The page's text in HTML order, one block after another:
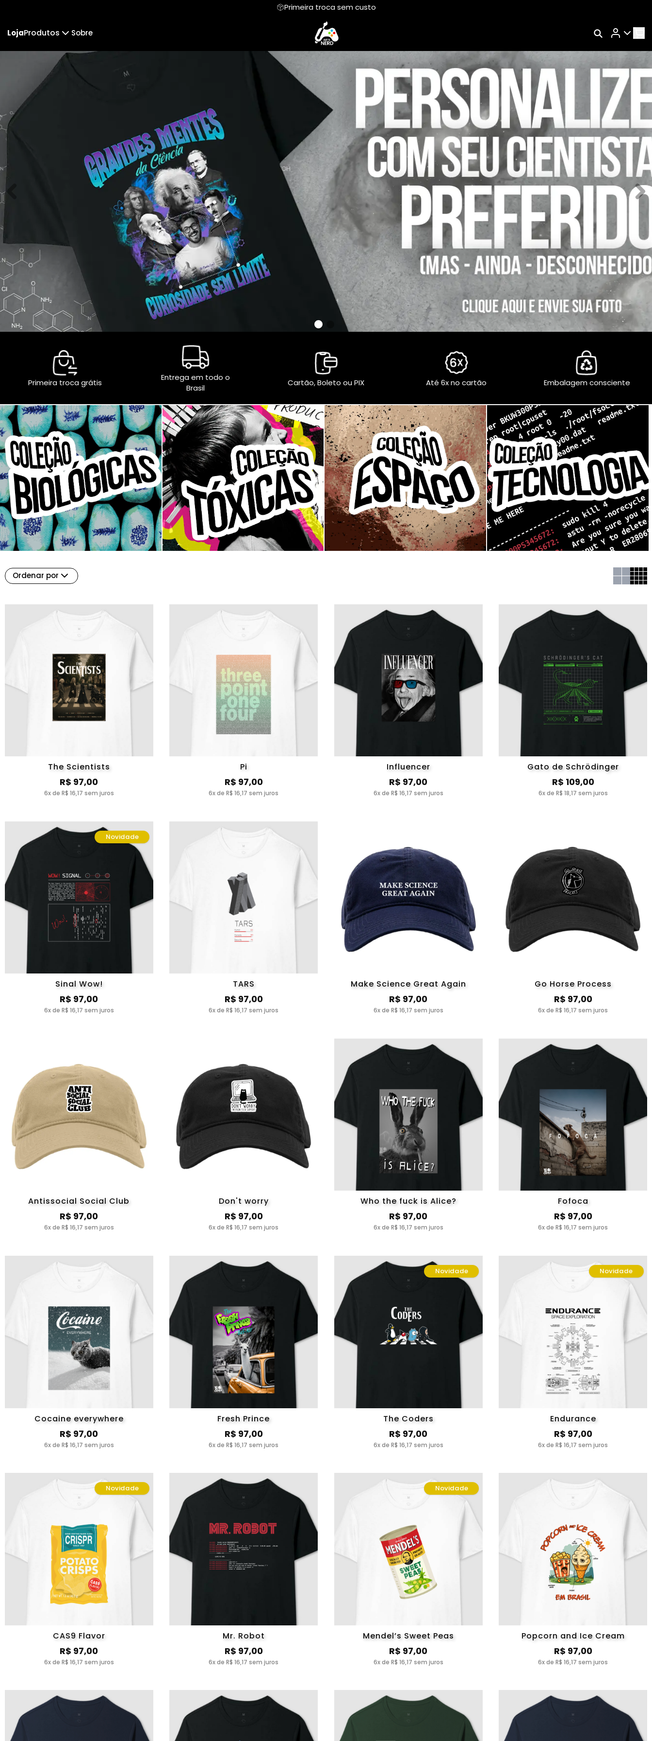
Primeira troca sem custo
LojaProdutos
Camiseta
Camiseta Oversized
Sobre
Trocar Meu Pedido
Avaliar Meu Pedido
Entrar | Cadastrar
Primeira troca grátis
Entrega em todo o
Brasil
Cartão, Boleto ou PIX Até 6x no cartão Embalagem consciente
Ordenar por
The Scientists
R$ 97,00
6x de R$ 16,17 sem juros
Pi
R$ 97,00
6x de R$ 16,17 sem juros
Influencer
R$ 97,00
6x de R$ 16,17 sem juros
Gato de Schrödinger
R$ 109,00
6x de R$ 18,17 sem juros
Novidade
Sinal Wow!
R$ 97,00
6x de R$ 16,17 sem juros
TARS
R$ 97,00
6x de R$ 16,17 sem juros
Make Science Great Again
R$ 97,00
6x de R$ 16,17 sem juros
Go Horse Process
R$ 97,00
6x de R$ 16,17 sem juros
Antissocial Social Club
R$ 97,00
6x de R$ 16,17 sem juros
Don't worry
R$ 97,00
6x de R$ 16,17 sem juros
Who the fuck is Alice?
R$ 97,00
6x de R$ 16,17 sem juros
Fofoca
R$ 97,00
6x de R$ 16,17 sem juros
Cocaine everywhere
R$ 97,00
6x de R$ 16,17 sem juros
Fresh Prince
R$ 97,00
6x de R$ 16,17 sem juros
Novidade
The Coders
R$ 97,00
6x de R$ 16,17 sem juros
Novidade
Endurance
R$ 97,00
6x de R$ 16,17 sem juros
Novidade
CAS9 Flavor
R$ 97,00
6x de R$ 16,17 sem juros
Mr. Robot
R$ 97,00
6x de R$ 16,17 sem juros
Novidade
Mendel’s Sweet Peas
R$ 97,00
6x de R$ 16,17 sem juros
Popcorn and Ice Cream
R$ 97,00
6x de R$ 16,17 sem juros